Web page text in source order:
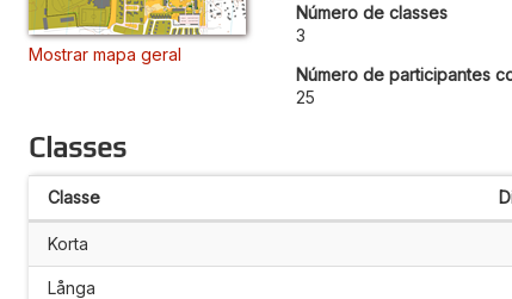
Mostrar mapa geral
Número de classes
3
Número de participantes
25
Classes
Classe
Korta
Långa